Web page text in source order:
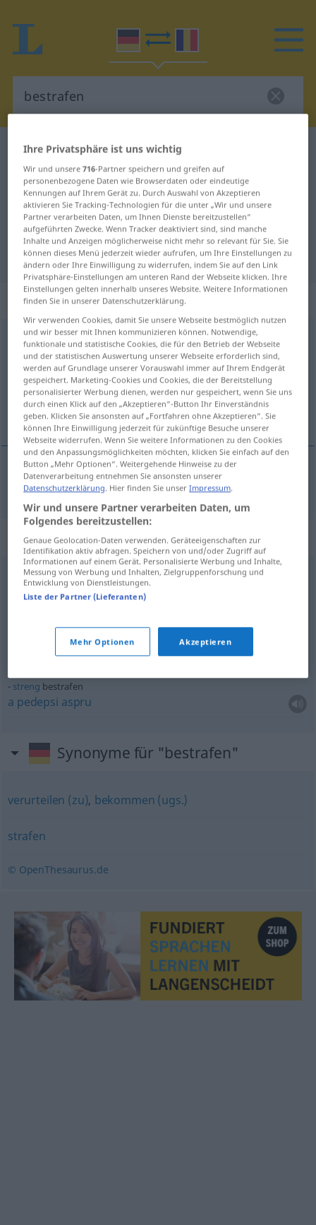
Deutsch-Rumänisch Wörterbuch
Deutsch-Rumänisch Übersetzung
für "bestrafen"
"bestrafen" Rumänisch
Übersetzung
„bestrafen“: transitives Verb
bestrafenv/t
Übersicht aller Übersetzungen
(Für mehr Details die Übersetzung anklicken/antippen)
a pedepsi
pedepsi bestrafen
Beispielsätze für "bestrafen"
man sollte ihn bestrafen
trebuisăfiepedepsit
sever
streng bestrafen
a pedepsi aspru
Synonyme für "bestrafen"
verurteilen (zu), bekommen (ugs.)
strafen
© OpenThesaurus.de
Ihre Privatsphäre ist uns wichtig
Wir und unsere716-Partner speichern und greifen auf
personenbezogene Daten wie Browserdaten oder eindeutige
Kennungen auf Ihrem Gerät zu. Durch Auswahl von Akzeptieren
aktivieren Sie Tracking-Technologien für die unter „Wir und unsere
Partner verarbeiten Daten, um Ihnen Dienste bereitzustellen“
aufgeführten Zwecke. Wenn Tracker deaktiviert sind, sind manche
Inhalte und Anzeigen möglicherweise nicht mehr so relevant für Sie. Sie
können dieses Menü jederzeit wieder aufrufen, um Ihre Einstellungen zu
ändern oder Ihre Einwilligung zu widerrufen, indem Sie auf den Link
Privatsphäre-Einstellungen am unteren Rand der Webseite klicken. Ihre
Einstellungen gelten innerhalb unseres Website. Weitere Informationen
finden Sie in unserer Datenschutzerklärung.
Wir verwenden Cookies, damit Sie unsere Webseite bestmöglich nutzen
und wir besser mit Ihnen kommunizieren können. Notwendige,
funktionale und statistische Cookies, die für den Betrieb der Webseite
und der statistischen Auswertung unserer Webseite erforderlich sind,
werden auf Grundlage unserer Vorauswahl immer auf Ihrem Endgerät
gespeichert. Marketing-Cookies und Cookies, die der Bereitstellung
personalisierter Werbung dienen, werden nur gespeichert, wenn Sie uns
durch einen Klick auf den „Akzeptieren“-Button Ihr Einverständnis
geben. Klicken Sie ansonsten auf „Fortfahren ohne Akzeptieren“. Sie
können Ihre Einwilligung jederzeit für zukünftige Besuche unserer
Webseite widerrufen. Wenn Sie weitere Informationen zu den Cookies
und den Anpassungsmöglichkeiten möchten, klicken Sie einfach auf den
Button „Mehr Optionen“. Weitergehende Hinweise zu der
Datenverarbeitung entnehmen Sie ansonsten unserer
Datenschutzerklärung. Hier finden Sie unserImpressum.
Wir und unsere Partner verarbeiten Daten, um
Folgendes bereitzustellen:
Genaue Geolocation-Daten verwenden. Geräteeigenschaften zur
Identifikation aktiv abfragen. Speichern von und/oder Zugriff auf
Informationen auf einem Gerät. Personalisierte Werbung und Inhalte,
Messung von Werbung und Inhalten, Zielgruppenforschung und
Entwicklung von Dienstleistungen.
Liste der Partner (Lieferanten)
Mehr Optionen Akzeptieren